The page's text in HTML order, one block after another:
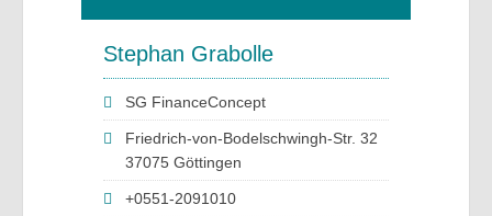
Stephan Grabolle
SG FinanceConcept
Friedrich-von-Bodelschwingh-Str. 32
37075 Göttingen
+0551-2091010